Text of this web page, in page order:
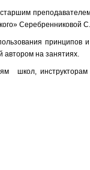
Серебренниковой
принципов
автором на занятиях.
школ,